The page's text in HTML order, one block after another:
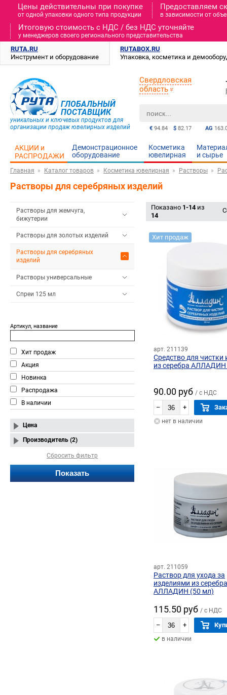
Цены действительны при покупке
от одной упаковки одного типа продукции
Предоставляем
в зависимости от
Итоговую стоимость c НДС / без НДС уточняйте
у менеджеров своего регионального представительства
RUTA.RU
Инструмент и оборудование
RUTABOX.RU
Упаковка, косметика и
ГЛОБАЛЬНЫЙ
ПОСТАВЩИК
уникальных и ключевых продуктов для
организации продаж ювелирных изделий
AG
€ 94.84 $ 82.17
Свердловская
область
АКЦИИ и
РАСПРОДАЖИ
Демонстрационное
оборудование
Косметика
ювелирная
и cырье
Главная Каталог товаров Косметика ювелирная Растворы
Растворы для серебряных изделий
Растворы для жемчуга,
бижутерии
Растворы для золотых изделий
Растворы для серебряных
изделий
Растворы универсальные
Спреи 125 мл
Артикул, название
Хит продаж
Акция
Новинка
Распродажа
В наличии
Цена
Производитель (2)
Сбросить фильтр
Показано 1-14из
14
Хит продаж
арт. 211139
Средство для чистки
из серебра
90.00 руб / с НДС
– +
нет в наличии
арт. 211059
Раствор для ухода за
изделиями из серебра
АЛЛАДИН (50 мл)
115.50 руб / с НДС
– +
в наличии